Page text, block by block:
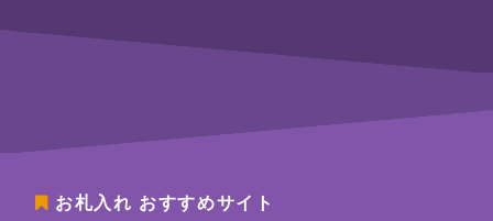
お札入れ おすすめサイト